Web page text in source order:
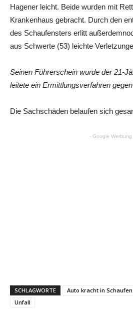
Hagener leicht. Beide wurden mit
Krankenhaus gebracht. Durch den
des Schaufensters erlitt
aus Schwerte (53) leichte
Seinen Führerschein wurde der 21-
leitete ein Ermittlungsverfahren
Die Sachschäden belaufen sich
- Google Werbung
SCHLAGWORTE Auto kracht in
Unfall